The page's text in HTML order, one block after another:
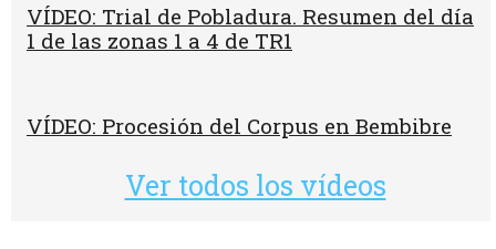
VÍDEO: Trial de Pobladura. Resumen del día
1 de las zonas 1 a 4 de TR1
VÍDEO: Procesión del Corpus en Bembibre
Ver todos los vídeos